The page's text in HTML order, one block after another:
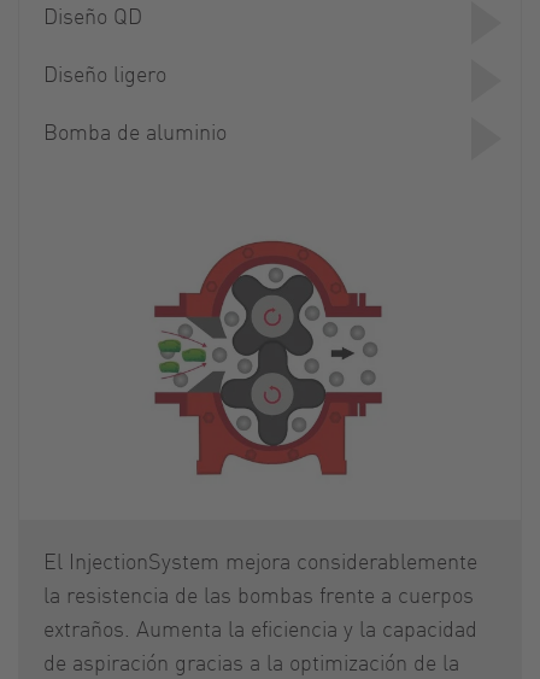
Diseño QD
Diseño ligero
Bomba de aluminio
El InjectionSystem mejora considerablemente
la resistencia de las bombas frente a cuerpos
extraños. Aumenta la eficiencia y la capacidad
de aspiración gracias a la optimización de la